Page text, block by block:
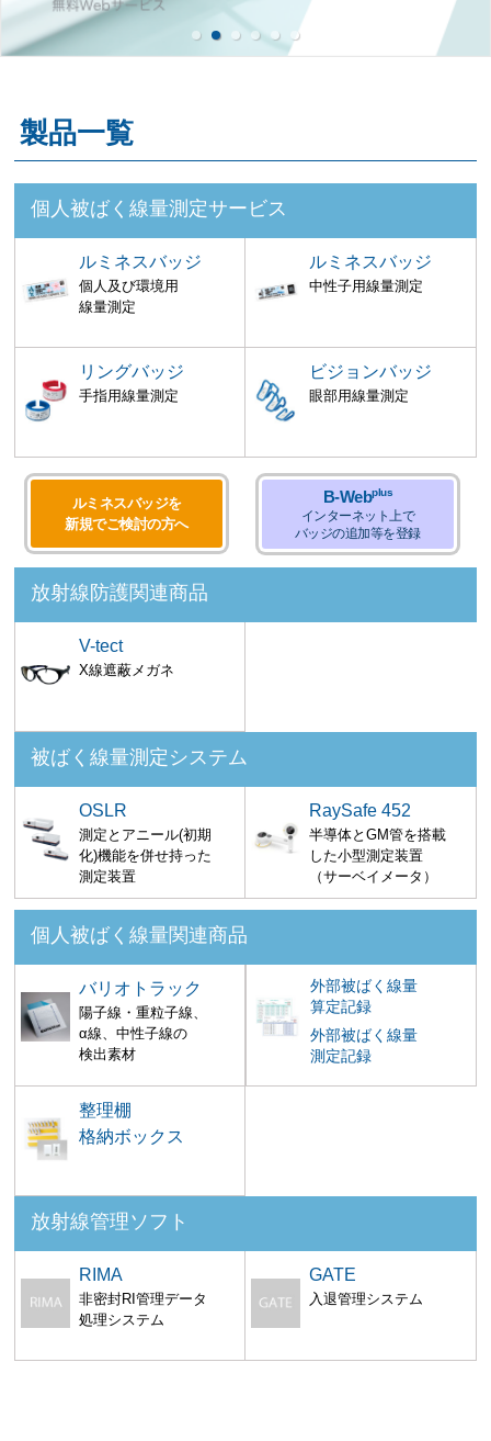
製品一覧
個人被ばく線量測定サービス
ルミネスバッジ
個人及び環境用
線量測定
ルミネスバッジ
中性子用線量測定
リングバッジ
手指用線量測定
ビジョンバッジ
眼部用線量測定
ルミネスバッジを
新規でご検討の方へ
B-Webplus
インターネット上で
バッジの追加等を登録
放射線防護関連商品
V-tect
X線遮蔽メガネ
被ばく線量測定システム
OSLR
測定とアニール(初期
化)機能を併せ持った
測定装置
RaySafe 452
半導体とGM管を搭載
した小型測定装置
（サーベイメータ）
個人被ばく線量関連商品
バリオトラック
陽子線・重粒子線、
α線、中性子線の
検出素材
外部被ばく線量
算定記録
外部被ばく線量
測定記録
整理棚
格納ボックス
放射線管理ソフト
RIMA
非密封RI管理データ
処理システム
GATE
入退管理システム